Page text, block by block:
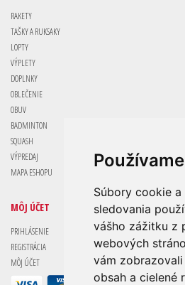
Súbory cookie
sledovania
vášho zážitku z
webových
vám
obsah a cielené
RAKETY
TAŠKY A RUKSAKY
LOPTY
VÝPLETY
DOPLNKY
OBLEČENIE
OBUV
BADMINTON
SQUASH
VÝPREDAJ
MAPA ESHOPU
MÔJ ÚČET
PRIHLÁSENIE
REGISTRÁCIA
MÔJ ÚČET